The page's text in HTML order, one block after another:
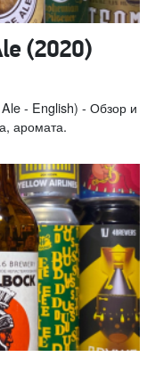
(2020)
- English) - Обзор и
аромата.